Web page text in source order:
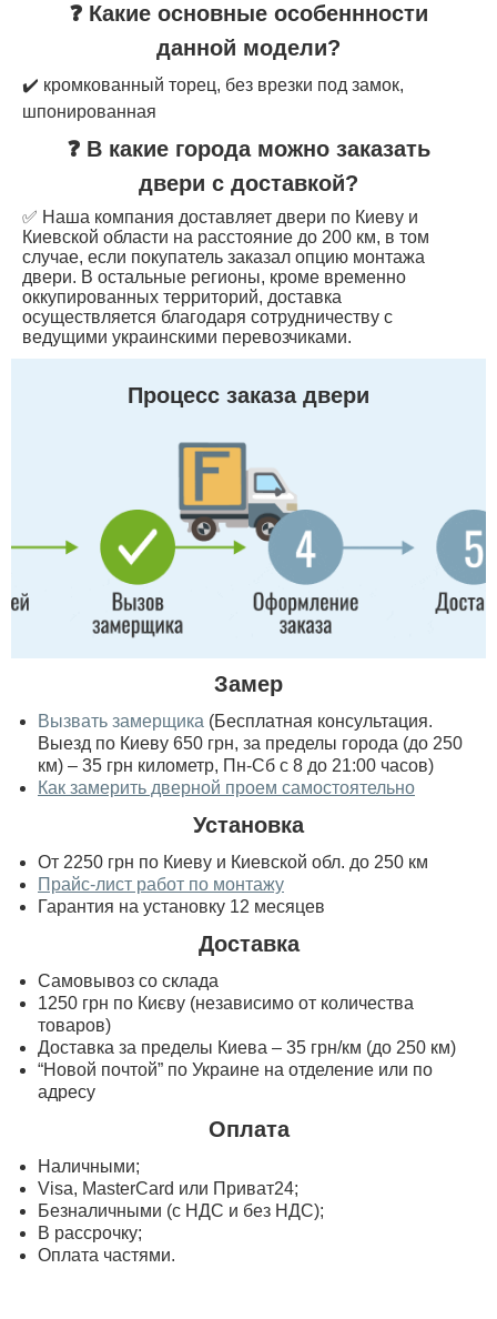
❓ Какие основные особеннности
данной модели?
✔️ кромкованный торец, без врезки под замок,
шпонированная
❓ В какие города можно заказать
двери с доставкой?
✅ Наша компания доставляет двери по Киеву и
Киевской области на расстояние до 200 км, в том
случае, если покупатель заказал опцию монтажа
двери. В остальные регионы, кроме временно
оккупированных территорий, доставка
осуществляется благодаря сотрудничеству с
ведущими украинскими перевозчиками.
Процесс заказа двери
Замер
Вызвать замерщика (Бесплатная консультация.
Выезд по Киеву 650 грн, за пределы города (до 250
км) – 35 грн километр, Пн-Сб с 8 до 21:00 часов)
Как замерить дверной проем самостоятельно
Установка
От 2250 грн по Киеву и Киевской обл. до 250 км
Прайс-лист работ по монтажу
Гарантия на установку 12 месяцев
Доставка
Самовывоз со склада
1250 грн по Києву (независимо от количества
товаров)
Доставка за пределы Киева – 35 грн/км (до 250 км)
“Новой почтой” по Украине на отделение или по
адресу
Оплата
Наличными;
Visa, MasterСard или Приват24;
Безналичными (с НДС и без НДС);
В рассрочку;
Оплата частями.